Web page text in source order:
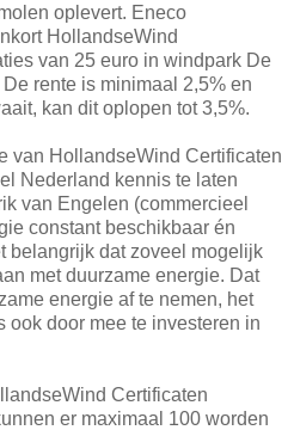
oplevert. Eneco
HollandseWind
van 25 euro in windpark De
rente is minimaal 2,5% en
kan dit oplopen tot 3,5%.
van HollandseWind Certificaten
Nederland kennis te laten
van Engelen (commercieel
constant beschikbaar én
belangrijk dat zoveel mogelijk
met duurzame energie. Dat
energie af te nemen, het
ook door mee te investeren in
Certificaten
er maximaal 100 worden